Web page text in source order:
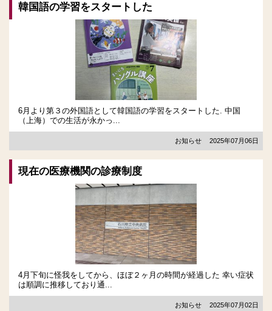
韓国語の学習をスタートした
6月より第３の外国語として韓国語の学習をスタートした. 中国
（上海）での生活が永かっ...
お知らせ 2025年07月06日
現在の医療機関の診療制度
4月下旬に怪我をしてから、ほぼ２ヶ月の時間が経過した 幸い症状
は順調に推移しており通...
お知らせ 2025年07月02日